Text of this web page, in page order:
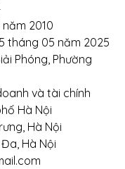
hàng:
- LaptopTCL.vn
Đồng Tâm -
Hà Nội.
- Quận Đống Đa -
2010
tháng 05 năm 2025
Phóng, Phường
và tài chính
Hà Nội
Hà Nội
Hà Nội